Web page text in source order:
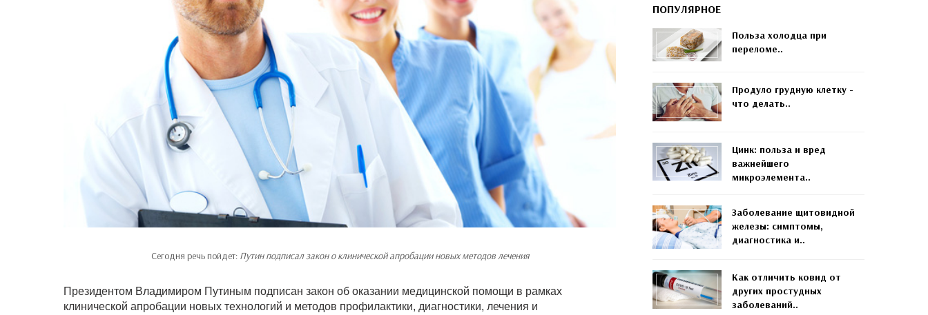
Сегодня речь пойдет: Путин подписал закон о клинической апробации новых методов лечения
Президентом Владимиром Путиным подписан закон об оказании медицинской помощи в рамках
клинической апробации новых технологий и методов профилактики, диагностики, лечения и
ПОПУЛЯРНОЕ
Польза холодца при
переломе..
Продуло грудную клетку -
что делать..
Цинк: польза и вред
важнейшего
микроэлемента..
Заболевание щитовидной
железы: симптомы,
диагностика и..
Как отличить ковид от
других простудных
заболеваний..